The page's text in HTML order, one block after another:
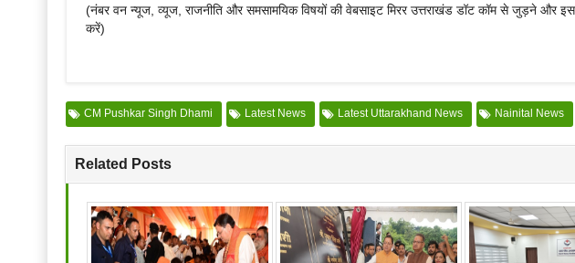
(नंबर वन न्यूज, व्यूज, राजनीति और समसामयिक विषयों की वेबसाइट मिरर उत्तराखंड डॉट कॉम से जुड़ने और
करें)
CM Pushkar Singh Dhami Latest News Latest Uttarakhand News Nainital News
Related Posts